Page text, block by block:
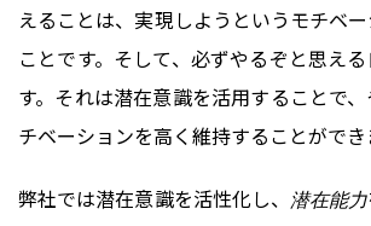
えることは、実現しようというモチベ
ことです。そして、必ずやるぞと思え
す。それは潜在意識を活用することで
チベーションを高く維持することができ
弊社では潜在意識を活性化し、 潜在能力